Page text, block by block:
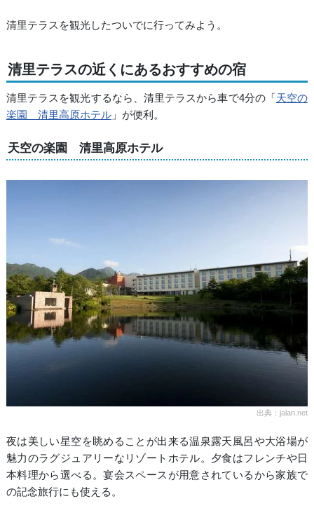
清里テラスを観光したついでに行ってみよう。
清里テラスの近くにあるおすすめの宿
清里テラスを観光するなら、清里テラスから車で4分の「天空の
楽園 清里高原ホテル」が便利。
天空の楽園 清里高原ホテル
出典：jalan.net
夜は美しい星空を眺めることが出来る温泉露天風呂や大浴場が
魅力のラグジュアリーなリゾートホテル。夕食はフレンチや日
本料理から選べる。宴会スペースが用意されているから家族で
の記念旅行にも使える。